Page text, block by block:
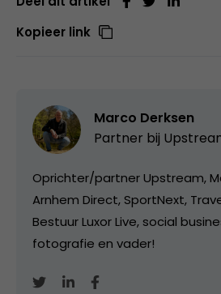
Kopieer link
Marco Derksen
Partner bij
Oprichter/partner Upstream,
Arnhem Direct, SportNext,
Bestuur Luxor Live, social
fotografie en vader!